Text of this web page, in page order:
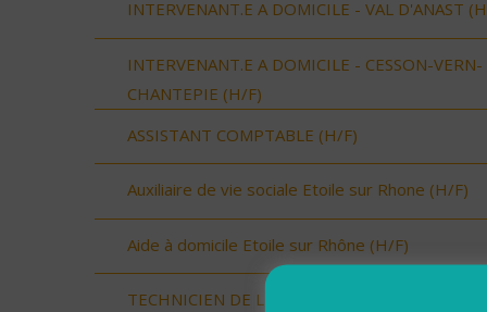
INTERVENANT.E A DOMICILE - VAL D'ANAST
INTERVENANT.E A DOMICILE - CESSON-VERN-
CHANTEPIE (H/F)
ASSISTANT COMPTABLE (H/F)
Auxiliaire de vie sociale Etoile sur Rhone (H/F)
Aide à domicile Etoile sur Rhône (H/F)
TECHNICIEN DE L'INTERVENTION SOCIALE ET